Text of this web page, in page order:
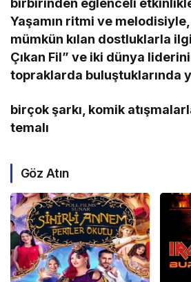
birbirinden eğlenceli
Yaşamın ritmi ve melodisiyle,
mümkün kılan dostluklarla
Çıkan Fil” ve iki dünya
topraklarda buluştuklarında
birçok şarkı, komik
temalı
Göz Atın